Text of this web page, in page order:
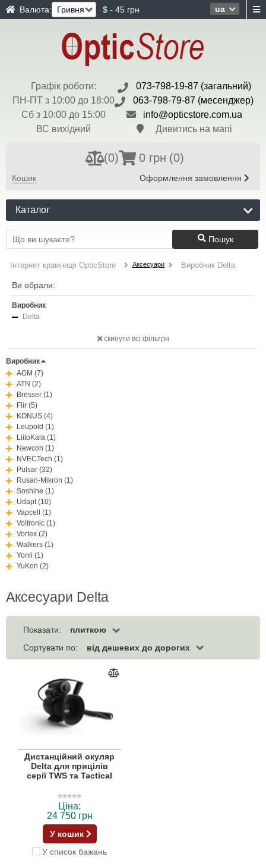
ua
Валюта: $ - 45 грн
Графік роботи:
ПН-ПТ з 10:00 до 18:00
Сб з 10:00 до 15:00
ВС вихідний
073-798-19-87 (загальний)
063-798-79-87 (месенджер)
info@opticstore.com.ua
Дивитись на мапі
(0) 0 грн (0)
Кошик Оформлення замовлення
Каталог
Пошук
Інтернет крамниця OpticStore Аксесуари Виробник Delta
Ви обрали:
Виробник
Delta
скинути всі фільтри
Виробник
AGM (7)
ATN (2)
Bresser (1)
Flir (5)
KONUS (4)
Leupold (1)
LiitoKala (1)
Newcon (1)
NVECTech (1)
Pulsar (32)
Rusan-Mikron (1)
Soshine (1)
Udapt (10)
Vapcell (1)
Voltronic (1)
Vortex (2)
Walkers (1)
Yonii (1)
YuKon (2)
Аксесуари Delta
Показати:
плиткою
Сортувати по:
від дешевих до дорогих
Дистанційний окуляр
Delta для прицілів
серії TWS та Tactical
Ціна:
24 750 грн
У кошик
У список бажань